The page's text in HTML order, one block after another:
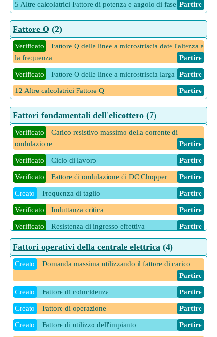
5 Altre calcolatrici Fattore di potenza e angolo di fase Partire
Fattore Q (2)
Verificato
Fattore Q delle linee a microstriscia date l'altezza e
la frequenza
Partire
Verificato Fattore Q delle linee a microstriscia larga Partire
12 Altre calcolatrici Fattore Q Partire
Fattori fondamentali dell'elicottero (7)
Verificato
Carico resistivo massimo della corrente di
ondulazione
Partire
Verificato Ciclo di lavoro Partire
Verificato Fattore di ondulazione di DC Chopper Partire
Creato Frequenza di taglio Partire
Verificato Induttanza critica Partire
Verificato Resistenza di ingresso effettiva Partire
Verificato Tensione di ondulazione CA
6 Altre calcolatrici Fattori fondamentali dell'elicottero Partire
Fattori operativi della centrale elettrica (4)
Creato
Domanda massima utilizzando il fattore di carico
Partire
Creato Fattore di coincidenza Partire
Creato Fattore di operazione Partire
Creato Fattore di utilizzo dell'impianto Partire